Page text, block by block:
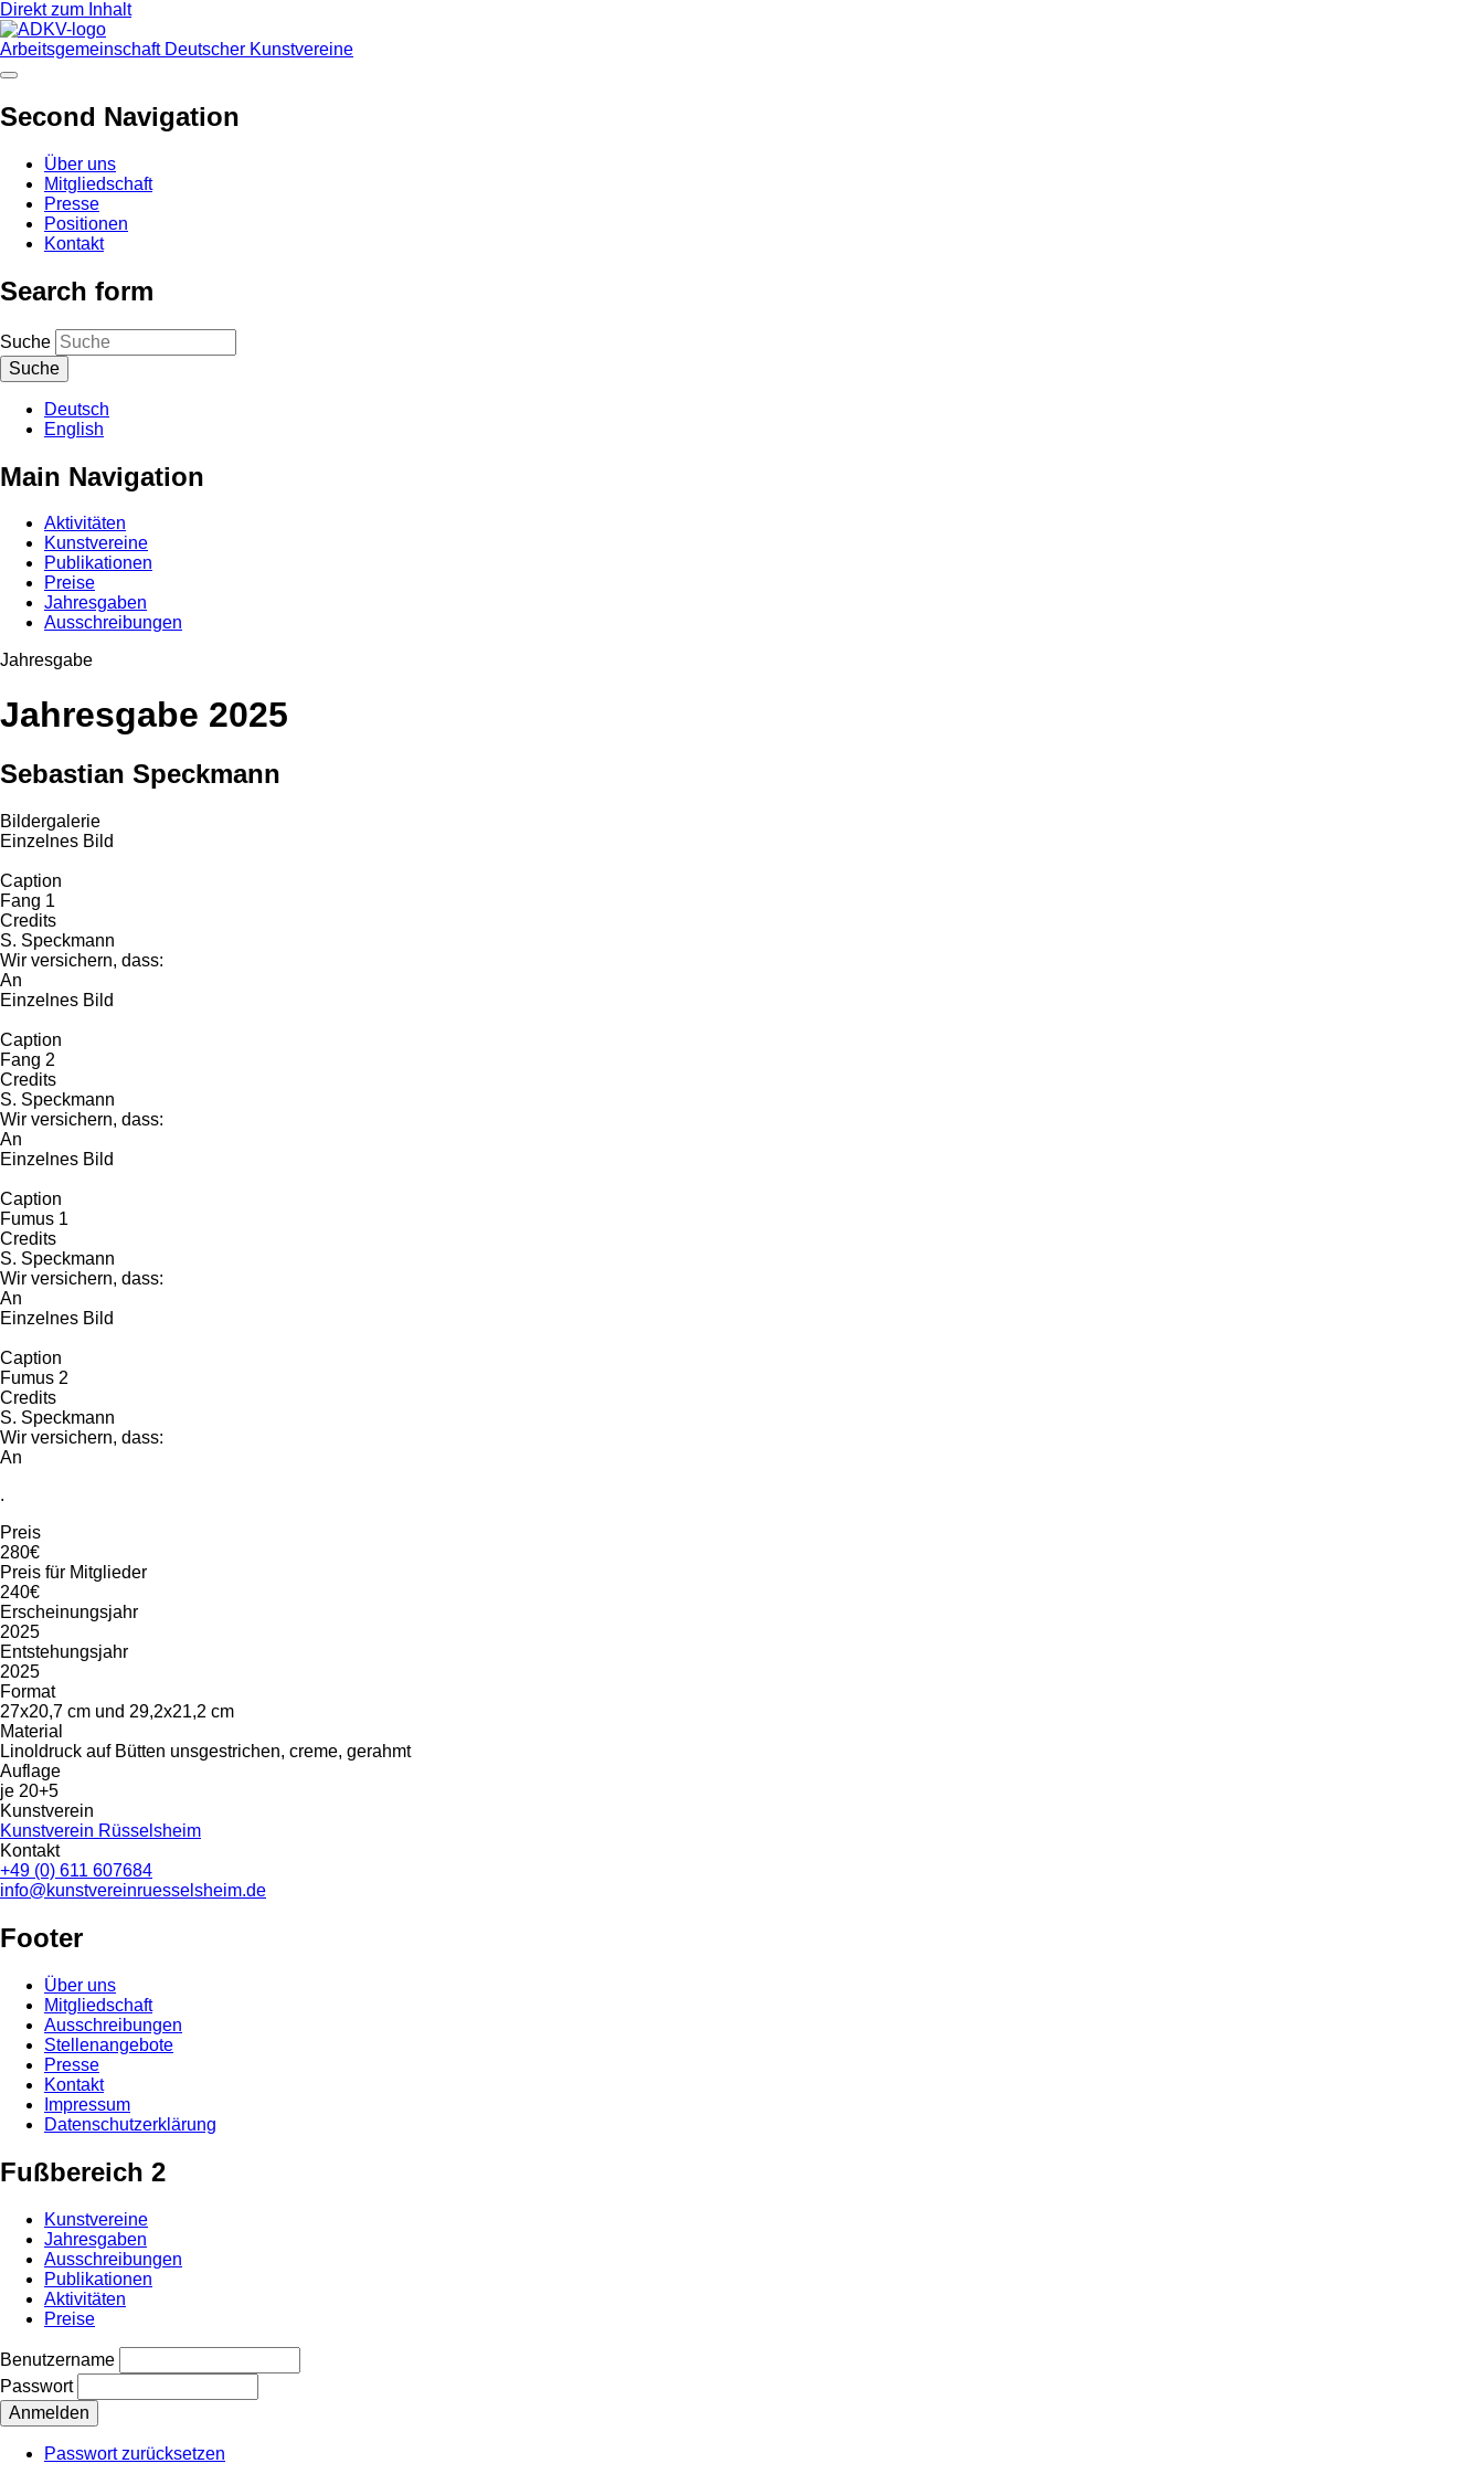
Direkt zum Inhalt
Arbeitsgemeinschaft Deutscher Kunstvereine
Second Navigation
Über uns
Mitgliedschaft
Presse
Positionen
Kontakt
Search form
Suche
Deutsch
English
Main Navigation
Aktivitäten
Kunstvereine
Publikationen
Preise
Jahresgaben
Ausschreibungen
Jahresgabe
Jahresgabe 2025
Sebastian Speckmann
Bildergalerie
Einzelnes Bild
Caption
Fang 1
Credits
S. Speckmann
Wir versichern, dass:
An
Einzelnes Bild
Caption
Fang 2
Credits
S. Speckmann
Wir versichern, dass:
An
Einzelnes Bild
Caption
Fumus 1
Credits
S. Speckmann
Wir versichern, dass:
An
Einzelnes Bild
Caption
Fumus 2
Credits
S. Speckmann
Wir versichern, dass:
An
.
Preis
280€
Preis für Mitglieder
240€
Erscheinungsjahr
2025
Entstehungsjahr
2025
Format
27x20,7 cm und 29,2x21,2 cm
Material
Linoldruck auf Bütten unsgestrichen, creme, gerahmt
Auflage
je 20+5
Kunstverein
Kunstverein Rüsselsheim
Kontakt
+49 (0) 611 607684
info@kunstvereinruesselsheim.de
Footer
Über uns
Mitgliedschaft
Ausschreibungen
Stellenangebote
Presse
Kontakt
Impressum
Datenschutzerklärung
Fußbereich 2
Kunstvereine
Jahresgaben
Ausschreibungen
Publikationen
Aktivitäten
Preise
Benutzername
Passwort
Passwort zurücksetzen